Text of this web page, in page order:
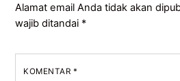
Alamat email Anda tidak akan
wajib ditandai *
KOMENTAR *